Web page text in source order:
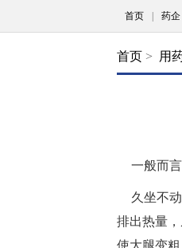
首页 药企
首页 > 用
一般而
久坐不
排出热量
使大腿变粗